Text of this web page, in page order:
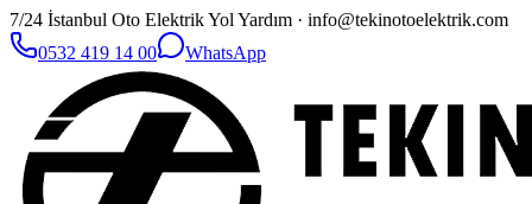
7/24 İstanbul Oto Elektrik Yol Yardım · info@tekinotoelektrik.com
0532 419 14 00
WhatsApp